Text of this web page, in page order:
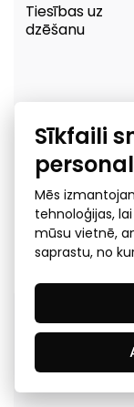
Tiesības uz
dzēšanu
Tiesības
ierobežot
apstrādi
Tiesības
iebilst
Sīkfaili
Mēs
tehnoloģijas,
mūsu vietnē,
saprastu, no